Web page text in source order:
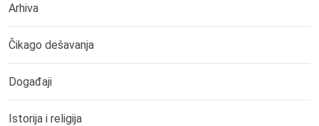
Arhiva
Čikago dešavanja
Događaji
Istorija i religija